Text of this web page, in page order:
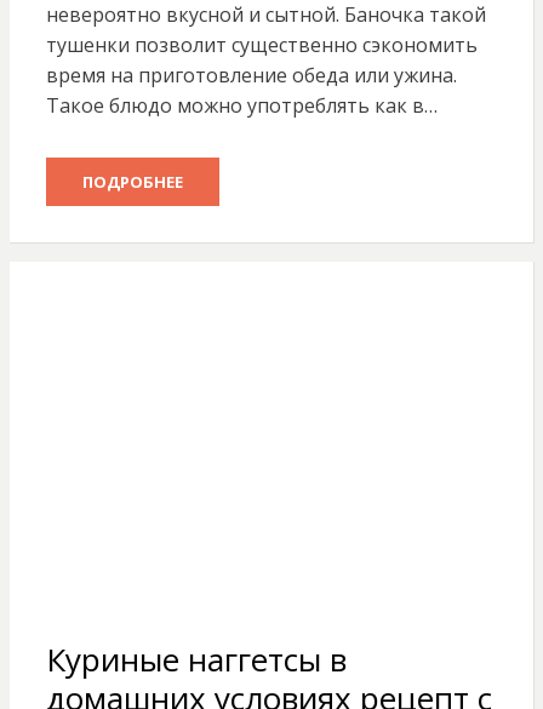
невероятно вкусной и сытной. Баночка такой
тушенки позволит существенно сэкономить
время на приготовление обеда или ужина.
Такое блюдо можно употреблять как в…
ПОДРОБНЕЕ
Куриные наггетсы в
домашних условиях рецепт с